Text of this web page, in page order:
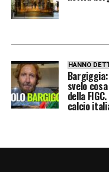
HANNO
svelo
della
calcio